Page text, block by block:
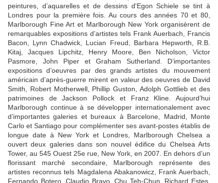
peintures, d’aquarelles et de dessins d'Egon Schiele se tint à
Londres pour la première fois. Au cours des années 70 et 80,
Marlborough Fine Art et Marlborough New York organisèrent de
remarquables expositions d’artistes tels Frank Auerbach, Francis
Bacon, Lynn Chadwick, Lucian Freud, Barbara Hepworth, R.B.
Kitaj, Jacques Lipchitz, Henry Moore, Ben Nicholson, Victor
Pasmore, John Piper et Graham Sutherland. D’importantes
expositions d’oeuvres par des grands artistes du mouvement
américain d’après-guerre mirent en valeur des oeuvres de David
Smith, Robert Motherwell, Phillip Guston, Adolph Gottlieb et des
patrimoines de Jackson Pollock et Franz Kline. Aujourd’hui
Marlborough continue à se développer internationalement avec
d’importantes galeries et bureaux à Barcelone, Madrid, Monte
Carlo et Santiago pour complémenter ses avant-postes établis de
longue date à New York et Londres, Marlborough Chelsea a
ouvert deux galeries dans son nouvel édifice du Chelsea Arts
Tower, au 545 Ouest 25e rue, New York, en 2007. En dehors d’un
florissant marché secondaire, Marlborough représente des
artistes reconnus tels Magdalena Abakanowicz, Frank Auerbach,
Fernando Botero, Claudio Bravo, Chu Teh-Chun, Richard Estes,